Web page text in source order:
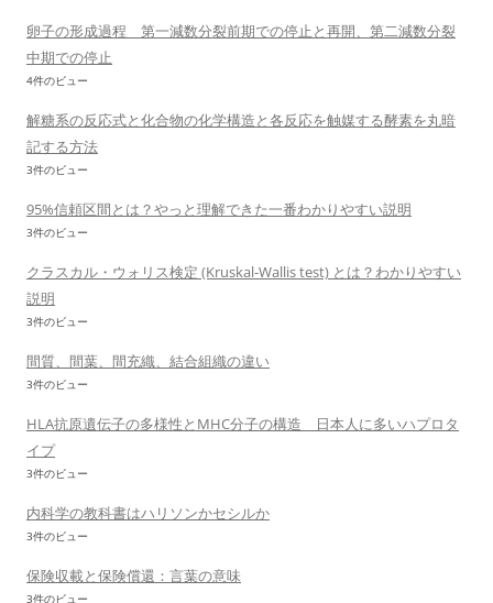
卵子の形成過程 第一減数分裂前期での停止と再開、第二減数分裂
中期での停止
4件のビュー
解糖系の反応式と化合物の化学構造と各反応を触媒する酵素を丸暗
記する方法
3件のビュー
95%信頼区間とは？やっと理解できた一番わかりやすい説明
3件のビュー
クラスカル・ウォリス検定 (Kruskal-Wallis test) とは？わかりやすい
説明
3件のビュー
間質、間葉、間充織、結合組織の違い
3件のビュー
HLA抗原遺伝子の多様性とMHC分子の構造 日本人に多いハプロタ
イプ
3件のビュー
内科学の教科書はハリソンかセシルか
3件のビュー
保険収載と保険償還：言葉の意味
3件のビュー